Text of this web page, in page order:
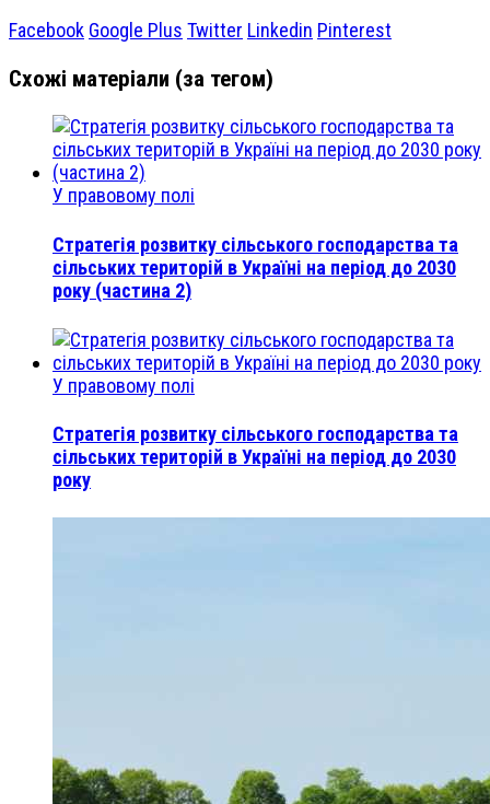
Facebook Google Plus Twitter Linkedin Pinterest
Схожі матеріали (за тегом)
У правовому полі
Стратегія розвитку сільського господарства та
сільських територій в Україні на період до 2030
року (частина 2)
У правовому полі
Стратегія розвитку сільського господарства та
сільських територій в Україні на період до 2030
року